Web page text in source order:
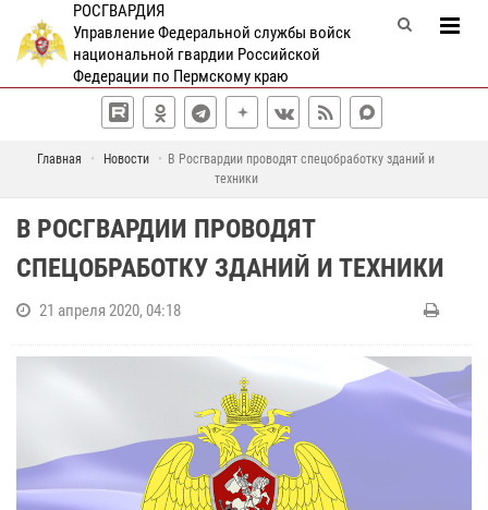
РОСГВАРДИЯ
Управление Федеральной службы войск
национальной гвардии Российской
Федерации по Пермскому краю
Главная Новости
В Росгвардии проводят спецобработку зданий и
техники
В РОСГВАРДИИ ПРОВОДЯТ
СПЕЦОБРАБОТКУ ЗДАНИЙ И ТЕХНИКИ
21 апреля 2020, 04:18